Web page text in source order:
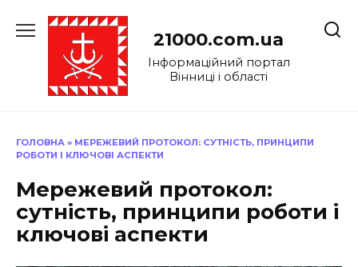
до
21000.com.ua
Інформаційний портал
Вінниці і області
ГОЛОВНА » МЕРЕЖЕВИЙ ПРОТОКОЛ: СУТНІСТЬ, ПРИНЦИПИ
РОБОТИ І КЛЮЧОВІ АСПЕКТИ
Мережевий протокол:
сутність, принципи роботи і
ключові аспекти